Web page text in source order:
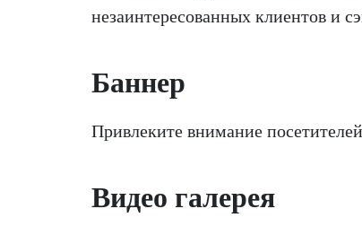
незаинтересованных клиентов и
Баннер
Привлеките внимание
Видео галерея